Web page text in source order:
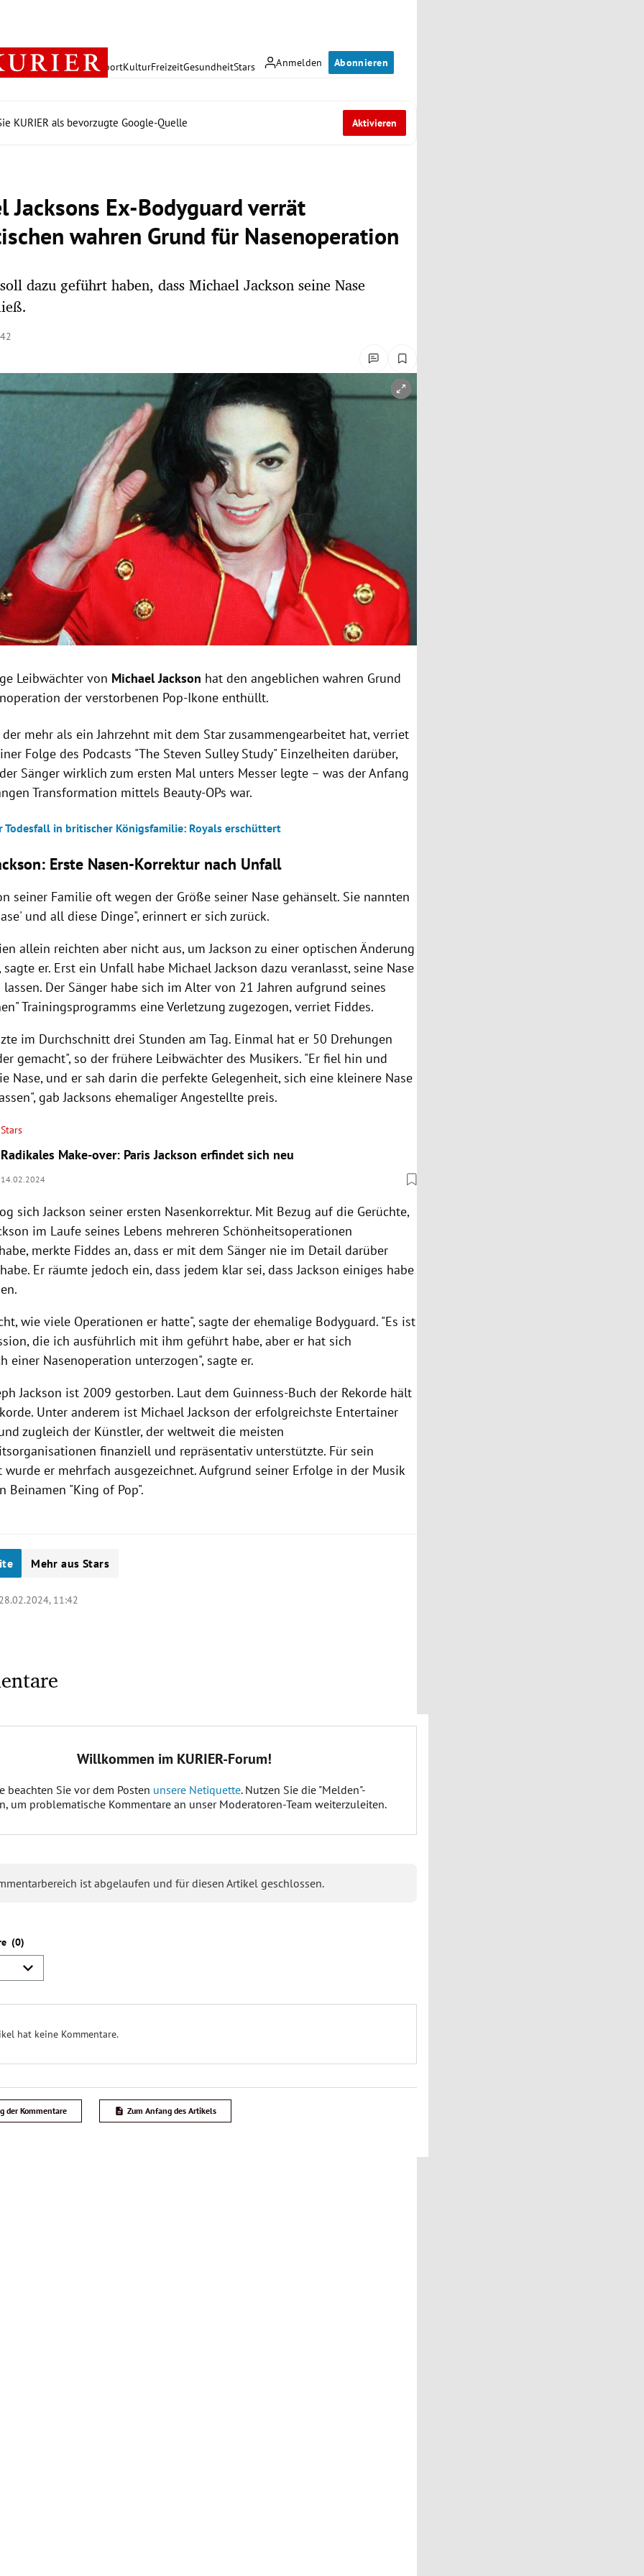
Anmelden Abonnieren
PolitikWirtschaft SportKulturFreizeitGesundheitStars
KURIER als bevorzugte Google-Quelle Aktivieren
Jacksons Ex-Bodyguard verrät
wahren Grund für Nasenoperation
dazu geführt haben, dass Michael Jackson seine Nase
öffnen/schließen
Leibwächter von Michael Jackson hat den angeblichen wahren Grund
der verstorbenen Pop-Ikone enthüllt.
der mehr als ein Jahrzehnt mit dem Star zusammengearbeitet hat, verriet
Folge des Podcasts "The Steven Sulley Study" Einzelheiten darüber,
Sänger wirklich zum ersten Mal unters Messer legte – was der Anfang
Transformation mittels Beauty-OPs war.
Todesfall in britischer Königsfamilie: Royals erschüttert
Erste Nasen-Korrektur nach Unfall
seiner Familie oft wegen der Größe seiner Nase gehänselt. Sie nannten
und all diese Dinge", erinnert er sich zurück.
allein reichten aber nicht aus, um Jackson zu einer optischen Änderung
er. Erst ein Unfall habe Michael Jackson dazu veranlasst, seine Nase
Der Sänger habe sich im Alter von 21 Jahren aufgrund seines
Trainingsprogramms eine Verletzung zugezogen, verriet Fiddes.
im Durchschnitt drei Stunden am Tag. Einmal hat er 50 Drehungen
gemacht", so der frühere Leibwächter des Musikers. "Er fiel hin und
Nase, und er sah darin die perfekte Gelegenheit, sich eine kleinere Nase
gab Jacksons ehemaliger Angestellte preis.
Stars
Radikales Make-over: Paris Jackson erfindet sich neu
14.02.2024
sich Jackson seiner ersten Nasenkorrektur. Mit Bezug auf die Gerüchte,
im Laufe seines Lebens mehreren Schönheitsoperationen
merkte Fiddes an, dass er mit dem Sänger nie im Detail darüber
Er räumte jedoch ein, dass jedem klar sei, dass Jackson einiges habe
wie viele Operationen er hatte", sagte der ehemalige Bodyguard. "Es ist
die ich ausführlich mit ihm geführt habe, aber er hat sich
einer Nasenoperation unterzogen", sagte er.
Jackson ist 2009 gestorben. Laut dem Guinness-Buch der Rekorde hält
Unter anderem ist Michael Jackson der erfolgreichste Entertainer
zugleich der Künstler, der weltweit die meisten
finanziell und repräsentativ unterstützte. Für sein
wurde er mehrfach ausgezeichnet. Aufgrund seiner Erfolge in der Musik
Beinamen "King of Pop".
Mehr aus Stars
11:42